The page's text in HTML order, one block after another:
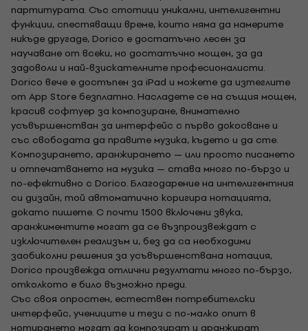
партитурата. Със стотици уникални, интелигентни
функции, спестяващи време, които няма да намерите
никъде другаде, Dorico е достатъчно лесен за
научаване от всеки, но достатъчно мощен, за да
задоволи и най-взискателните професионалисти.
Dorico вече е достъпен за iPad и можете да изтеглите
от App Store безплатно. Насладете се на същия мощен,
красив софтуер за композиране, внимателно
усъвършенстван за интерфейс с първо докосване и
със свободата да правите музика, където и да сте.
Композирането, аранжирането — или просто писането
и отпечатването на музика — става много по-бързо и
по-ефективно с Dorico. Благодарение на интелигентния
си дизайн, той автоматично коригира нотацията,
докато пишете. С почти 1500 включени звука,
аранжиментите могат да се възпроизвеждат с
изключителен реализъм и, без да са необходими
заобиколни решения за усъвършенствана нотация,
Dorico произвежда отлични резултати много по-бързо,
отколкото е било възможно преди.
Със своя опростен, естествен потребителски
интерфейс, учениците и тези с по-малко опит в